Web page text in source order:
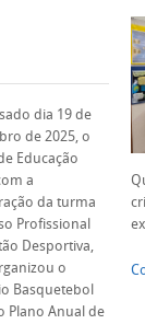
dia 19 de
de 2025, o
Educação
a
da turma
Profissional
Desportiva,
o
Basquetebol
Plano Anual de